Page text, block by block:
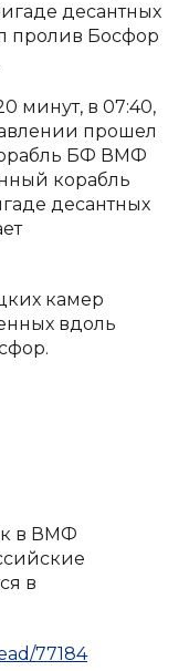
десантных
пролив Босфор
минут, в 07:40,
прошел
БФ ВМФ
корабль
десантных
камер
вдоль
в ВМФ
в
77184